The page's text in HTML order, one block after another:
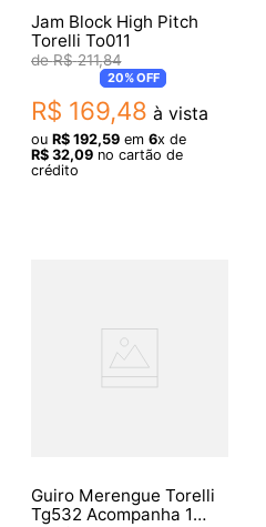
Jam Block High Pitch
Torelli To011
R$ 211,84
20%OFF
R$ 169,48 à vista
ou R$ 192,59em 6x de
R$ 32,09no cartão de
crédito
Guiro Merengue Torelli
Tg532 Acompanha 1